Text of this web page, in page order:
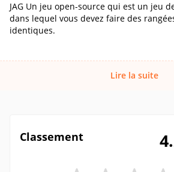
JAG Un jeu open-source qui est un jeu
dans lequel vous devez faire des
identiques.
Lire la suite
Classement